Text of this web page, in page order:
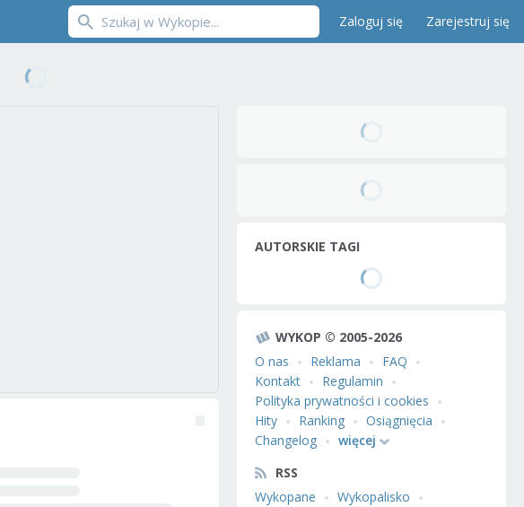
Zaloguj się Zarejestruj się
AUTORSKIE TAGI
WYKOP © 2005-2026
O nas
Reklama
FAQ
Kontakt
Regulamin
Polityka prywatności i cookies
Hity
Ranking
Osiągnięcia
Changelog
więcej
RSS
Wykopane
Wykopalisko